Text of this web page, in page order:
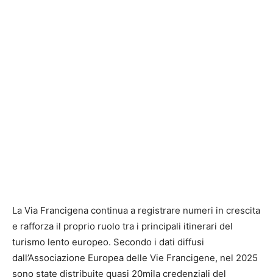
La Via Francigena continua a registrare numeri in crescita
e rafforza il proprio ruolo tra i principali itinerari del
turismo lento europeo. Secondo i dati diffusi
dall’Associazione Europea delle Vie Francigene, nel 2025
sono state distribuite quasi 20mila credenziali del